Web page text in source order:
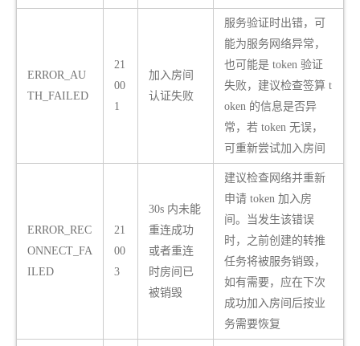
ERROR_AU
TH_FAILED
21
00
1
加入房间
认证失败
服务验证时出错，可
能为服务网络异常，
也可能是 token 验证
失败，建议检查签算 t
oken 的信息是否异
常，若 token 无误，
可重新尝试加入房间
ERROR_REC
ONNECT_FA
ILED
21
00
3
30s 内未能
重连成功
或者重连
时房间已
被销毁
建议检查网络并重新
申请 token 加入房
间。当发生该错误
时，之前创建的转推
任务将被服务销毁，
如有需要，应在下次
成功加入房间后按业
务需要恢复